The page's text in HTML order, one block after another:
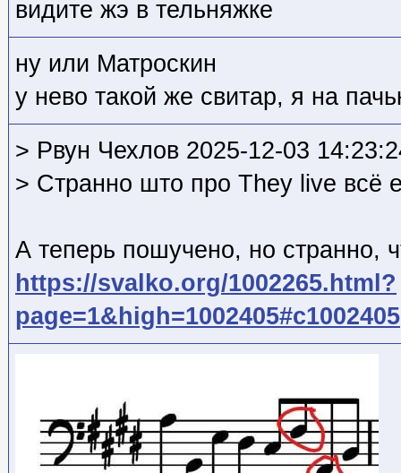
видите жэ в тельняжке
ну или Матроскин
у нево такой же свитар, я на
> Рвун Чехлов 2025-12-03
> Странно што про They live всё
А теперь пошучено, но странно,
https://svalko.org/1002265.html?
page=1&high=1002405#c1002405